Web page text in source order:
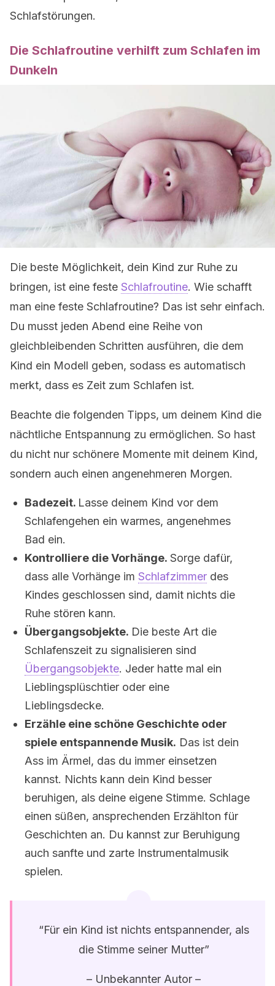
Schlafstörungen.
Die Schlafroutine verhilft zum Schlafen im
Dunkeln
Die beste Möglichkeit, dein Kind zur Ruhe zu
bringen, ist eine feste Schlafroutine. Wie schafft
man eine feste Schlafroutine? Das ist sehr einfach.
Du musst jeden Abend eine Reihe von
gleichbleibenden Schritten ausführen, die dem
Kind ein Modell geben, sodass es automatisch
merkt, dass es Zeit zum Schlafen ist.
Beachte die folgenden Tipps, um deinem Kind die
nächtliche Entspannung zu ermöglichen. So hast
du nicht nur schönere Momente mit deinem Kind,
sondern auch einen angenehmeren Morgen.
Badezeit. Lasse deinem Kind vor dem
Schlafengehen ein warmes, angenehmes
Bad ein.
Kontrolliere die Vorhänge. Sorge dafür,
dass alle Vorhänge im Schlafzimmer des
Kindes geschlossen sind, damit nichts die
Ruhe stören kann.
Übergangsobjekte. Die beste Art die
Schlafenszeit zu signalisieren sind
Übergangsobjekte. Jeder hatte mal ein
Lieblingsplüschtier oder eine
Lieblingsdecke.
Erzähle eine schöne Geschichte oder
spiele entspannende Musik. Das ist dein
Ass im Ärmel, das du immer einsetzen
kannst. Nichts kann dein Kind besser
beruhigen, als deine eigene Stimme. Schlage
einen süßen, ansprechenden Erzählton für
Geschichten an. Du kannst zur Beruhigung
auch sanfte und zarte Instrumentalmusik
spielen.
“Für ein Kind ist nichts entspannender, als
die Stimme seiner Mutter”
– Unbekannter Autor –